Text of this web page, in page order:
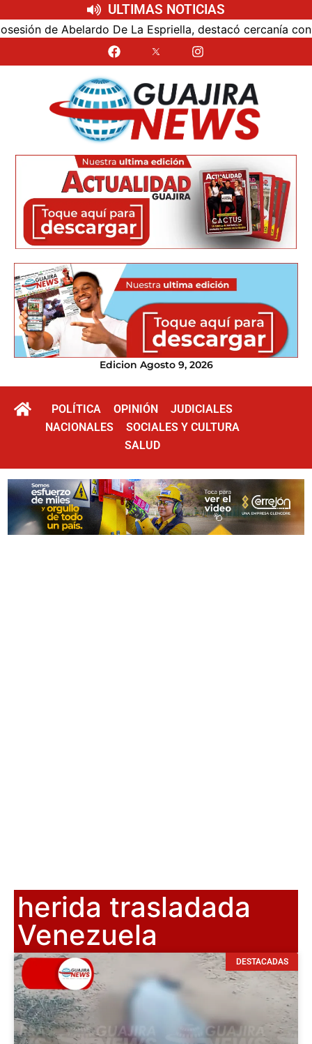
ULTIMAS NOTICIAS
de Abelardo De La Espriella, destacó cercanía con el
Edicion Agosto 9, 2026
POLÍTICA OPINIÓN
JUDICIALES
NACIONALES
SOCIALES Y CULTURA
SALUD
herida trasladada
Venezuela
DESTACADAS